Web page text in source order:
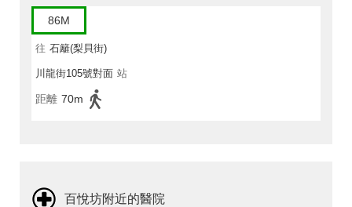
86M
往 石籬(梨貝街)
川龍街105號對面 站
距離 70m
百悅坊附近的醫院